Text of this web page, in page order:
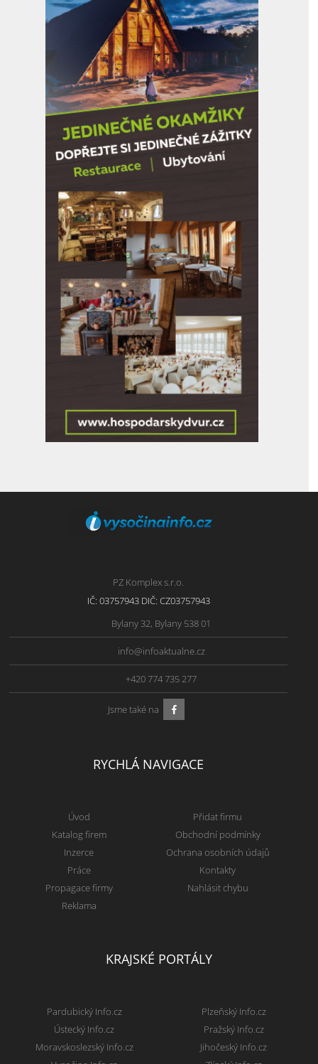
PZ Komplex s.r.o.
IČ: 03757943 DIČ: CZ03757943
Bylany 32, Bylany 538 01
info@infoaktualne.cz
+420 774 735 277
Jsme také na
RYCHLÁ NAVIGACE
Úvod
Katalog firem
Inzerce
Práce
Propagace firmy
Reklama
Přidat firmu
Obchodní podmínky
Ochrana osobních údajů
Kontakty
Nahlásit chybu
KRAJSKÉ PORTÁLY
Pardubický Info.cz
Ústecký Info.cz
Moravskoslezský Info.cz
Plzeňský Info.cz
Pražský Info.cz
Jihočeský Info.cz